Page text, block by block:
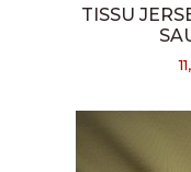
TISSU